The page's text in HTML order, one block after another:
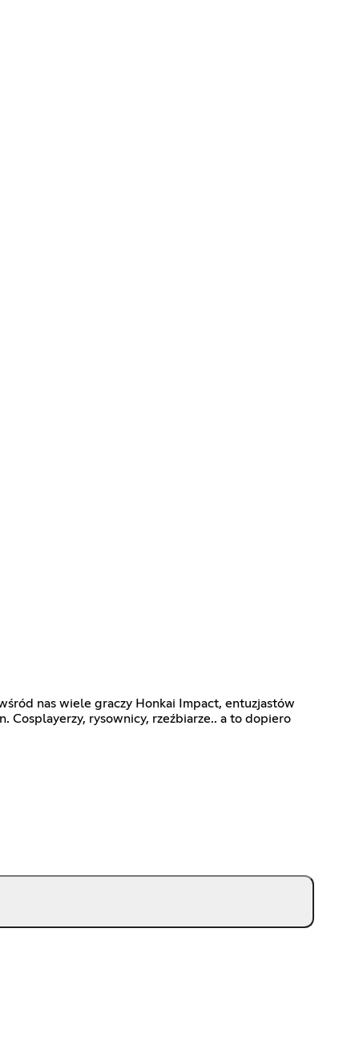
nas wiele graczy Honkai Impact, entuzjastów
Cosplayerzy, rysownicy, rzeźbiarze.. a to dopiero